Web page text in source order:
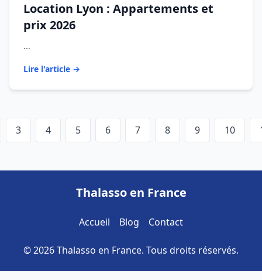
Location Lyon : Appartements et
prix 2026
...
Lire l'article →
3 4 5 6 7 8 9 10
Thalasso en France
Accueil Blog Contact
© 2026 Thalasso en France. Tous droits réservés.